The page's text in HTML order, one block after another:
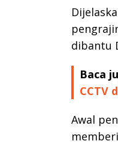
dibantu
Baca
CCTV
Awal